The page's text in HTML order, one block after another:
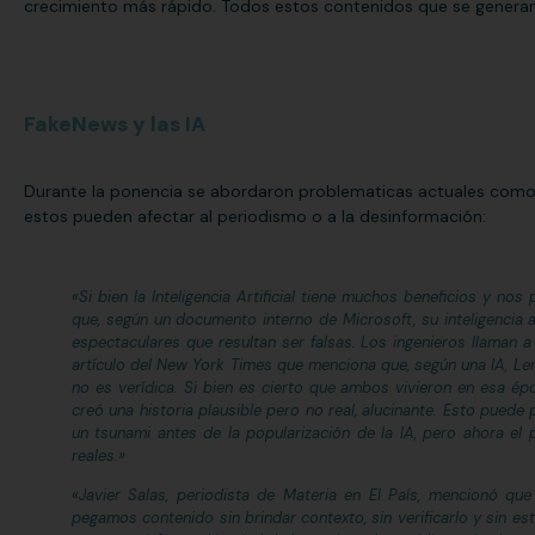
crecimiento más rápido. Todos estos contenidos que se
FakeNews y las IA
Durante la ponencia se abordaron problematicas actuales
estos pueden afectar al periodismo o a la desinformación:
«Si bien la Inteligencia Artificial tiene muchos beneficios y
que, según un documento interno de Microsoft, su
espectaculares que resultan ser falsas. Los ingenieros llaman
artículo del New York Times que menciona que, según una IA,
no es verídica. Si bien es cierto que ambos vivieron en esa
creó una historia plausible pero no real, alucinante. Esto
un tsunami antes de la popularización de la IA, pero ahora
reales.»
«Javier Salas, periodista de Materia en El País, mencionó
pegamos contenido sin brindar contexto, sin verificarlo y sin